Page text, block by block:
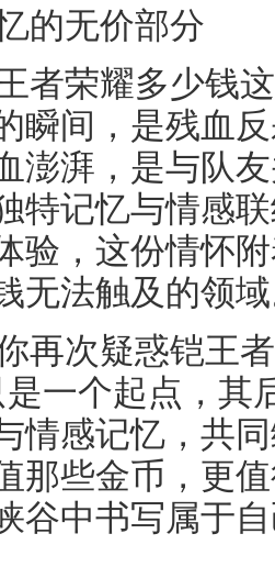
的无价部分
者荣耀多少钱
瞬间，是残血
澎湃，是与队
特记忆与情感
验，这份情怀
无法触及的领
再次疑惑铠王
是一个起点，
情感记忆，共
那些金币，更
谷中书写属于